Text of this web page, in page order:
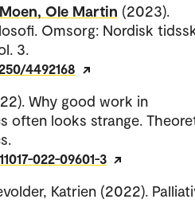
Moen, Ole Martin (2023).
Omsorg: Nordisk
3.
4492168
Why good work in
often looks strange.
022-09601-3
Katrien (2022).